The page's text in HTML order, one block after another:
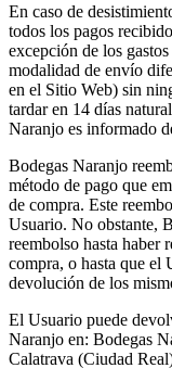
En caso de
todos los pagos
excepción de los
modalidad de envío
en el Sitio Web) sin
tardar en 14 días
Naranjo es informado
Bodegas Naranjo
método de pago que
de compra. Este
Usuario. No obstante,
reembolso hasta haber
compra, o hasta que el
devolución de los
El Usuario puede
Naranjo en: Bodegas
Calatrava (Ciudad